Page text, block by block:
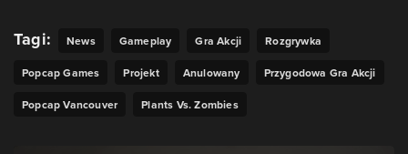
Tagi: News Gameplay Gra Akcji
Rozgrywka
Popcap Games
Projekt Anulowany
Przygodowa Gra Akcji
Popcap Vancouver
Plants Vs. Zombies